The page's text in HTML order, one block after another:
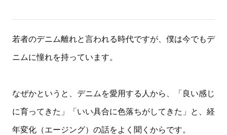
若者のデニム離れと言われる時代ですが、僕は今でもデ
ニムに憧れを持っています。
なぜかというと、デニムを愛用する人から、「良い感じ
に育ってきた」「いい具合に色落ちがしてきた」と、経
年変化（エージング）の話をよく聞くからです。